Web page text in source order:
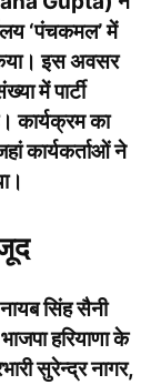
‘पंचकमल’ में
इस अवसर
में पार्टी
कार्यक्रम का
कार्यकर्ताओं ने
सिंह सैनी
हरियाणा के
सुरेन्द्र नागर,